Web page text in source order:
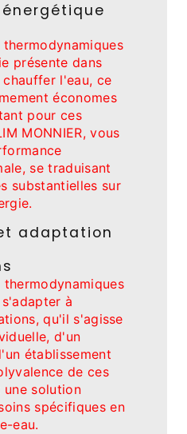
présente dans
l'eau, ce
économes
pour ces
MONNIER, vous
se traduisant
substantielles sur
adaptation
à
qu'il s'agisse
d'un
établissement
de ces
une solution
spécifiques en
eau.